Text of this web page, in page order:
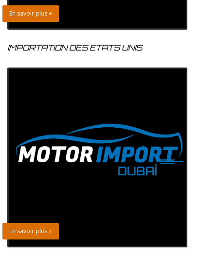
En savoir plus +
IMPORTATION DES ETATS UNIS
En savoir plus +